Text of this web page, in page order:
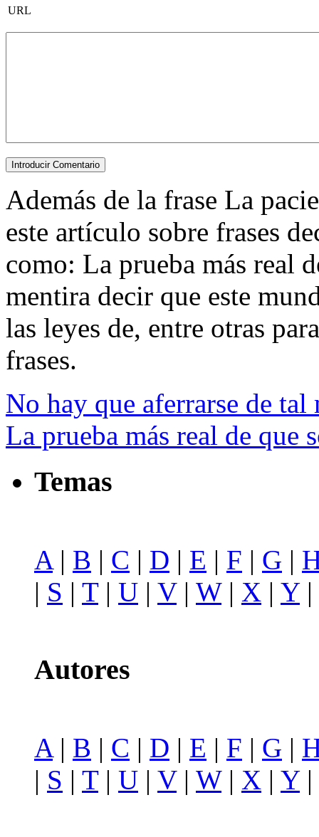
URL
Además de la frase La
este artículo sobre frases
como: La prueba más real
mentira decir que este
las leyes de, entre otras
frases.
No hay que aferrarse de tal
La prueba más real de que
Temas
A | B | C | D | E | F | G |
| S | T| U | V| W| X | Y|
Autores
A| B | C | D | E | F | G |
| S | T| U | V| W| X | Y|